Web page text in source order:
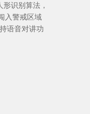
识别算法，
入警戒区域
语音对讲功